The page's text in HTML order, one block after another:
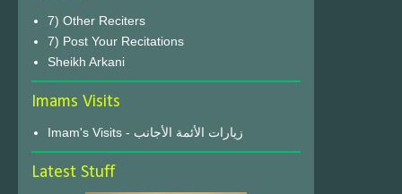
7) Other Reciters
7) Post Your Recitations
Sheikh Arkani
Imams Visits
Imam's Visits - زيارات الأئمة الأجانب
Latest Stuff